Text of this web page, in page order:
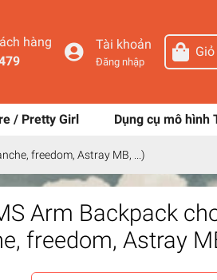
hàng
Tài khoản
Đăng nhập
/ Pretty Girl Dụng cụ mô hình
freedom, Astray MB, ...)
Arm Backpack
freedom, Astray